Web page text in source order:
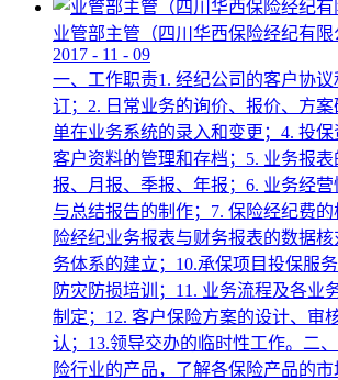
业管部主管（四川华西保险经纪有限
2017 - 11 - 09
一、工作职责1. 经纪公司的客户协
订；2. 日常业务的询价、报价、方
单在业务系统的录入和变更；4. 投保
客户资料的管理和存档；5. 业务报表
报、月报、季报、年报；6. 业务经
与总结报告的制作；7. 保险经纪费
险经纪业务报表与财务报表的数据
务体系的建立；10.承保项目投保服
防灾防损培训；11. 业务流程及各业
制定；12. 客户保险方案的设计、审
认；13.领导交办的临时性工作。二
险行业的产品，了解各保险产品的